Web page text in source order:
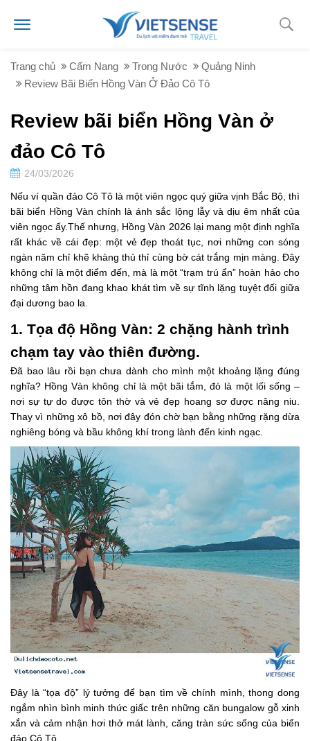
Trang chủ Cẩm Nang Trong Nước
Quảng Ninh
Review Bãi Biển Hồng Vàn Ở Đảo Cô Tô
Review bãi biển Hồng Vàn ở
đảo Cô Tô
24/03/2026
Nếu ví quần đảo Cô Tô là một viên ngọc quý giữa vịnh Bắc Bộ, thì
bãi biển Hồng Vàn chính là ánh sắc lộng lẫy và dịu êm nhất của
viên ngọc ấy.Thế nhưng, Hồng Vàn 2026 lại mang một định nghĩa
rất khác về cái đẹp: một vẻ đẹp thoát tục, nơi những con sóng
ngàn năm chỉ khẽ khàng thủ thỉ cùng bờ cát trắng mịn màng. Đây
không chỉ là một điểm đến, mà là một “trạm trú ẩn” hoàn hảo cho
những tâm hồn đang khao khát tìm về sự tĩnh lặng tuyệt đối giữa
đại dương bao la.
1. Tọa độ Hồng Vàn: 2 chặng hành trình
chạm tay vào thiên đường.
Đã bao lâu rồi bạn chưa dành cho mình một khoảng lặng đúng
nghĩa? Hồng Vàn không chỉ là một bãi tắm, đó là một lối sống –
nơi sự tự do được tôn thờ và vẻ đẹp hoang sơ được nâng niu.
Thay vì những xô bồ, nơi đây đón chờ bạn bằng những rặng dừa
nghiêng bóng và bầu không khí trong lành đến kinh ngạc.
Đây là “tọa độ” lý tưởng để bạn tìm về chính mình, thong dong
ngắm nhìn bình minh thức giấc trên những căn bungalow gỗ xinh
xắn và cảm nhận hơi thở mát lành, căng tràn sức sống của biển
đảo Cô Tô.